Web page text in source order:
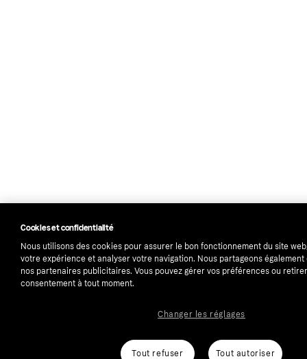
Cookies et confidentialité
Nous utilisons des cookies pour assurer le bon fonctionnement du site
votre expérience et analyser votre navigation. Nous partageons également
nos partenaires publicitaires. Vous pouvez gérer vos préférences ou
consentement à tout moment.
Tout refuser Tout autoriser
Changer les réglages